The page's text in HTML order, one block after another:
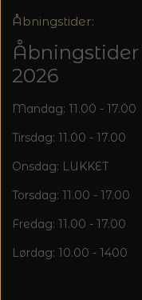
Åbningstider:
Åbningstider
2026
Mandag: 11.00 - 17.00
Tirsdag: 11.00 - 17.00
Onsdag: LUKKET
Torsdag: 11.00 - 17.00
Fredag: 11.00 - 17.00
Lørdag: 10.00 - 1400